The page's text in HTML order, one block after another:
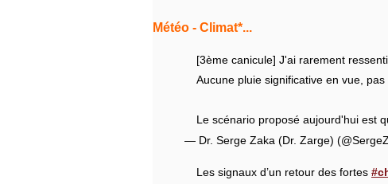
Météo - Climat*...
[3ème canicule] J'ai rarement
Aucune pluie significative en vue,
Le scénario proposé aujourd'hui est
— Dr. Serge Zaka (Dr. Zarge)
Les signaux d’un retour des fortes